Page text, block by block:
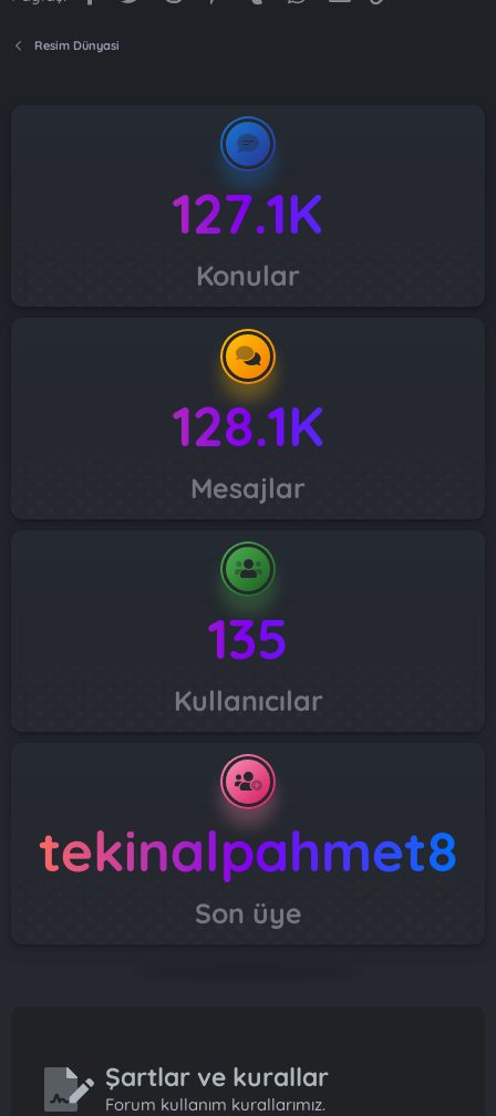
Resim Dünyasi
127.1K
Konular
128.1K
Mesajlar
135
Kullanıcılar
tekinalpahmet8
Son üye
Şartlar ve kurallar
Forum kullanım kurallarımız.